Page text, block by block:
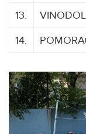
13.
VINODOL
14.